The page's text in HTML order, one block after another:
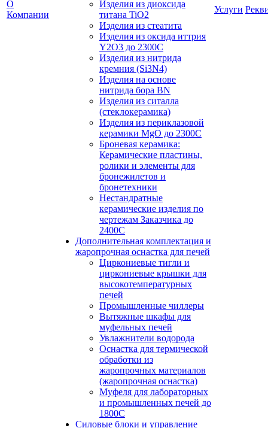
О
Компании
Изделия из диоксида
титана TiO2
Изделия из стеатита
Изделия из оксида иттрия
Y2O3 до 2300С
Изделия из нитрида
кремния (Si3N4)
Изделия на основе
нитрида бора BN
Изделия из ситалла
(стеклокерамика)
Изделия из периклазовой
керамики MgO до 2300С
Броневая керамика:
Керамические пластины,
ролики и элементы для
бронежилетов и
бронетехники
Нестандратные
керамические изделия по
чертежам Заказчика до
2400С
Дополнительная комплектация и
жаропрочная оснастка для печей
Циркониевые тигли и
циркониевые крышки для
высокотемпературных
печей
Промышленные чиллеры
Вытяжные шкафы для
муфельных печей
Увлажнители водорода
Оснастка для термической
обработки из
жаропрочных материалов
(жаропрочная оснастка)
Муфеля для лабораторных
и промышленных печей до
1800С
Силовые блоки и управление
Услуги